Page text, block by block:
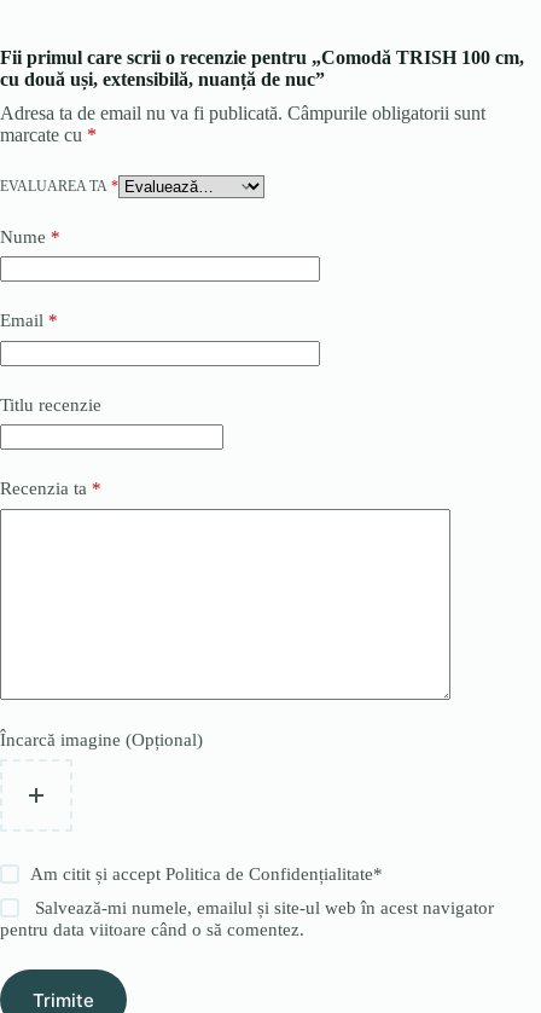
Fii primul care scrii o recenzie pentru „Comodă TRISH 100 cm,
cu două uși, extensibilă, nuanță de nuc”
Adresa ta de email nu va fi publicată. Câmpurile obligatorii sunt
marcate cu *
EVALUAREA TA *
Nume *
Email *
Titlu recenzie
Recenzia ta *
Încarcă imagine (Opțional)
Am citit și acceptPolitica de Confidențialitate*
Salvează-mi numele, emailul și site-ul web în acest navigator
pentru data viitoare când o să comentez.
Trimite